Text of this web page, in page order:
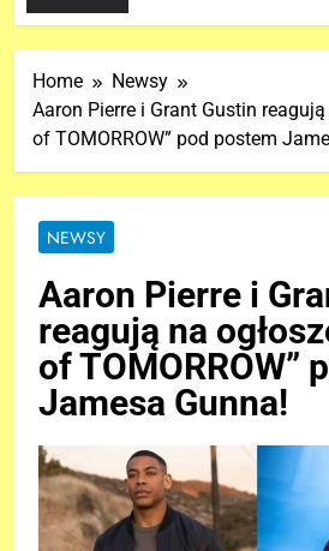
Home
Newsy
Aaron Pierre i Grant Gustin reagują
of TOMORROW” pod postem
NEWSY
Aaron Pierre i
reagują na
of TOMORROW”
Jamesa Gunna!